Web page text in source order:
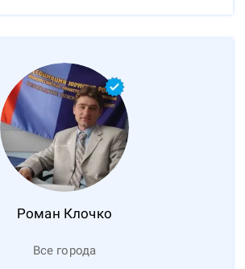
Роман Клочко
Все города